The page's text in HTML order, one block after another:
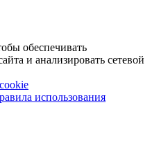
обеспечивать
и анализировать сетевой
использования